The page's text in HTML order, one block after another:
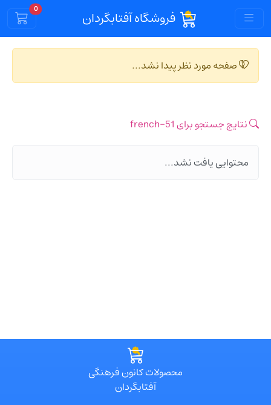
فروشگاه آفتابگردان 0
Cart
صفحه مورد نظر پیدا نشد...
نتایج جستجو برای 51-french
محتوایی یافت نشد...
محصولات کانون فرهنگی
آفتابگردان